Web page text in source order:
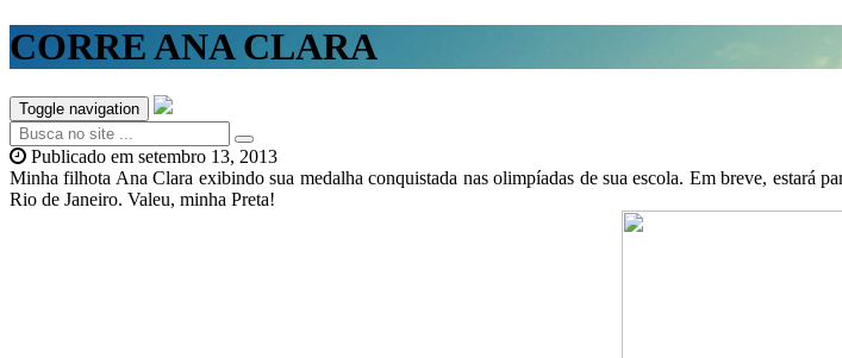
CORRE ANA CLARA
Toggle navigation
Publicado em setembro 13, 2013
Minha filhota Ana Clara exibindo sua medalha conquistada nas olimpíadas de sua escola. Em breve, estará
Rio de Janeiro. Valeu, minha Preta!